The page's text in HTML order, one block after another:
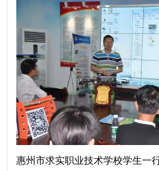
惠州市求实职业技术学校学生一